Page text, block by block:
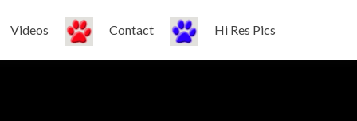
Videos Contact Hi Res Pics